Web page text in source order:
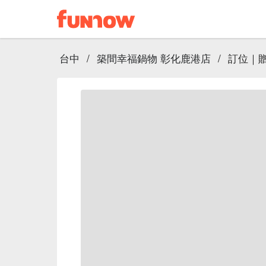
台中 / 築間幸福鍋物 彰化鹿港店 / 訂位｜